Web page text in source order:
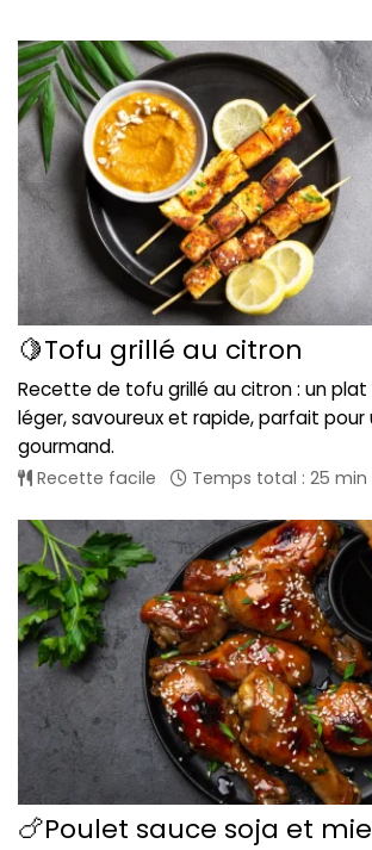
🍋Tofu grillé au citron
Recette de tofu grillé au citron : un
léger, savoureux et rapide, parfait pour
gourmand.
Recette facile Temps total : 25 min
🍗Poulet sauce soja et